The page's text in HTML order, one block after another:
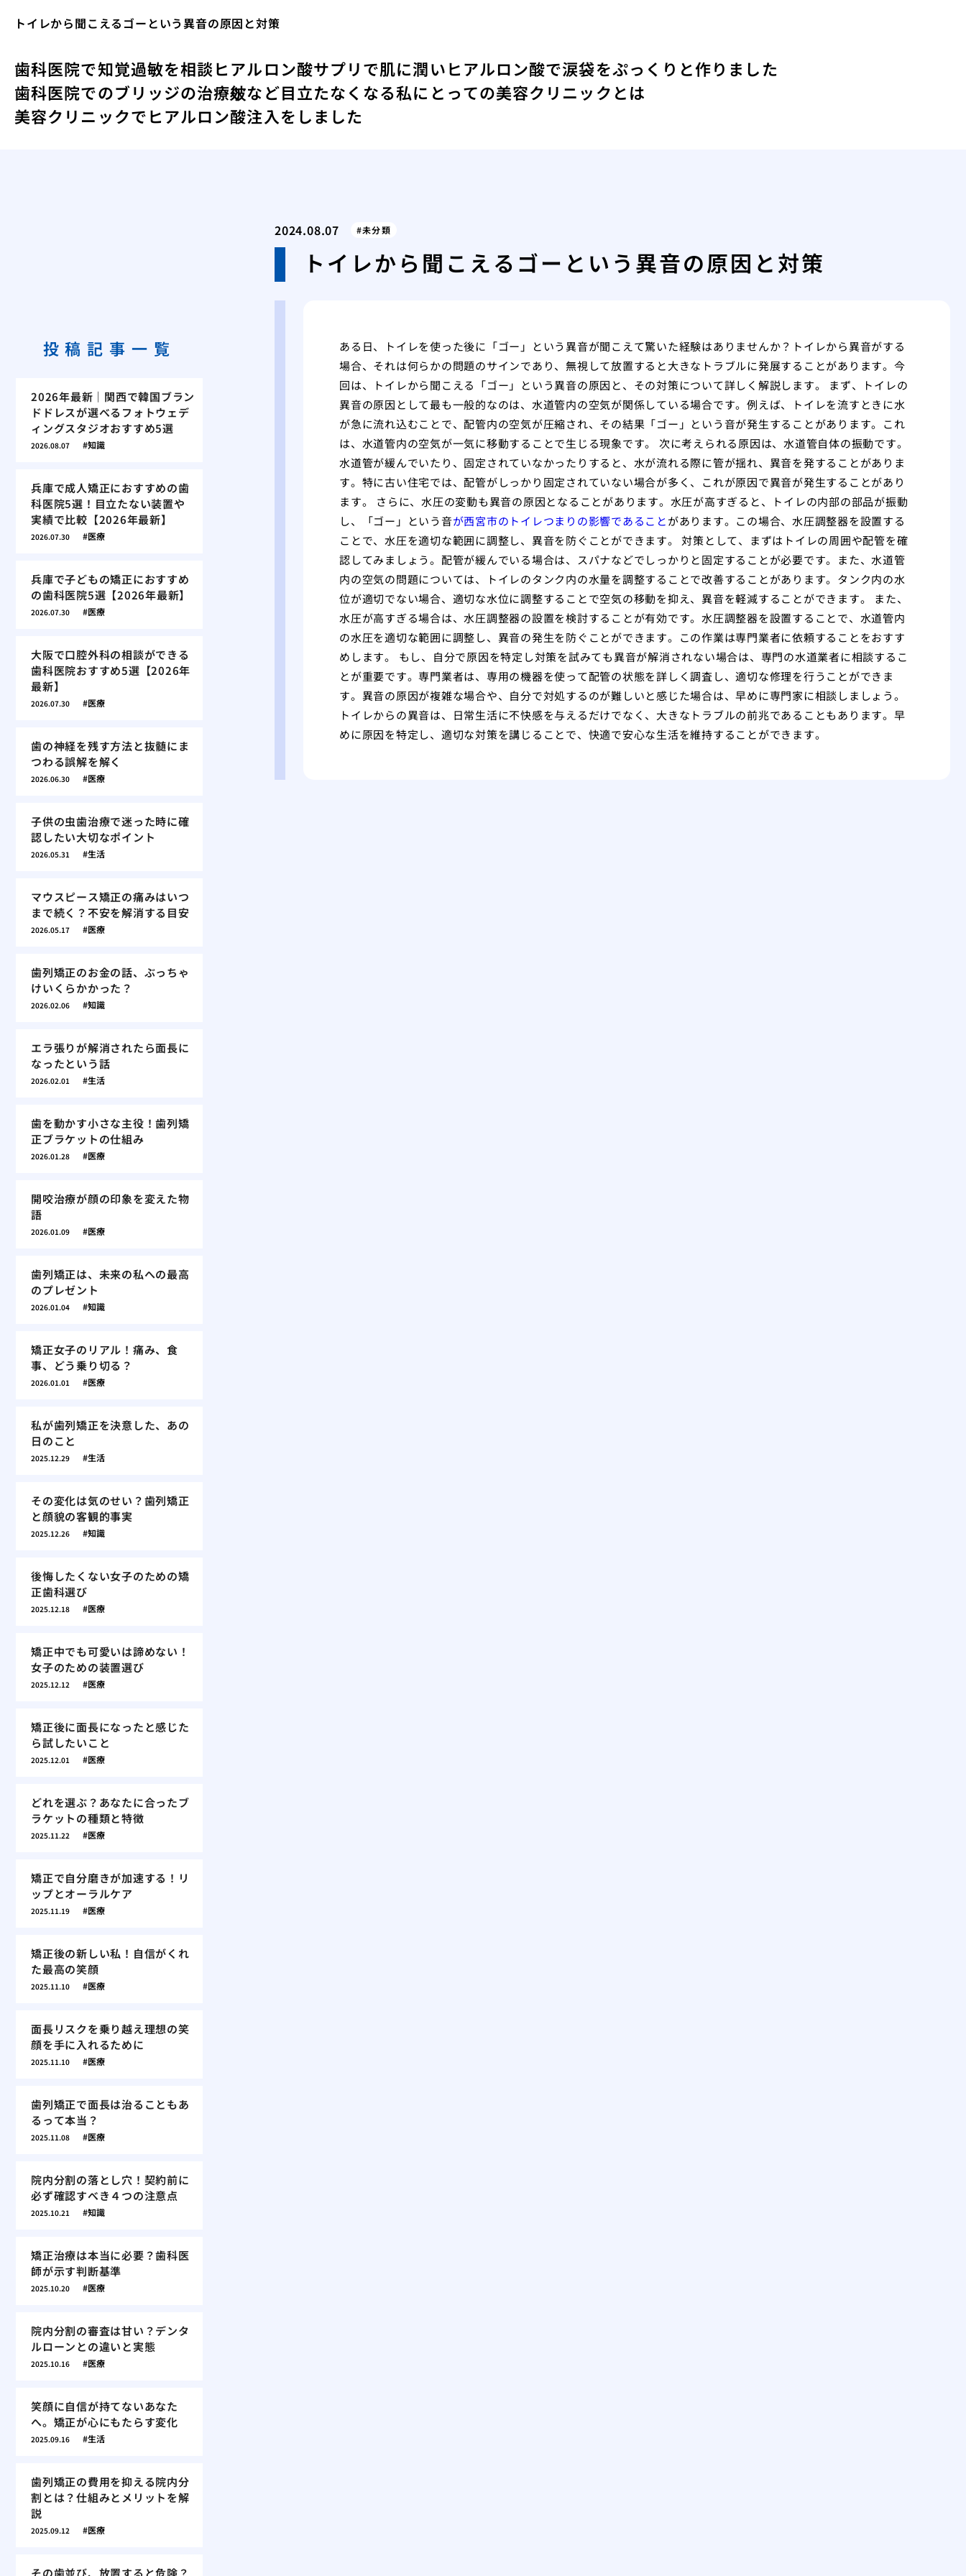
トイレから聞こえるゴーという異音の原因と対策
歯科医院で知覚過敏を相談ヒアルロン酸サプリで肌に潤いヒアルロン酸で涙袋をぷっくりと作りました
歯科医院でのブリッジの治療皴など目立たなくなる私にとっての美容クリニックとは
美容クリニックでヒアルロン酸注入をしました
2024.08.07 未分類
トイレから聞こえるゴーという異音の原因と対策
ある日、トイレを使った後に「ゴー」という異音が聞こえて驚いた経験はありませんか？トイレから異音がする
場合、それは何らかの問題のサインであり、無視して放置すると大きなトラブルに発展することがあります。今
回は、トイレから聞こえる「ゴー」という異音の原因と、その対策について詳しく解説します。 まず、トイレの
異音の原因として最も一般的なのは、水道管内の空気が関係している場合です。例えば、トイレを流すときに水
が急に流れ込むことで、配管内の空気が圧縮され、その結果「ゴー」という音が発生することがあります。これ
は、水道管内の空気が一気に移動することで生じる現象です。 次に考えられる原因は、水道管自体の振動です。
水道管が緩んでいたり、固定されていなかったりすると、水が流れる際に管が揺れ、異音を発することがありま
す。特に古い住宅では、配管がしっかり固定されていない場合が多く、これが原因で異音が発生することがあり
ます。 さらに、水圧の変動も異音の原因となることがあります。水圧が高すぎると、トイレの内部の部品が振動
し、「ゴー」という音が西宮市のトイレつまりの影響であることがあります。この場合、水圧調整器を設置する
ことで、水圧を適切な範囲に調整し、異音を防ぐことができます。 対策として、まずはトイレの周囲や配管を確
認してみましょう。配管が緩んでいる場合は、スパナなどでしっかりと固定することが必要です。また、水道管
内の空気の問題については、トイレのタンク内の水量を調整することで改善することがあります。タンク内の水
位が適切でない場合、適切な水位に調整することで空気の移動を抑え、異音を軽減することができます。 また、
水圧が高すぎる場合は、水圧調整器の設置を検討することが有効です。水圧調整器を設置することで、水道管内
の水圧を適切な範囲に調整し、異音の発生を防ぐことができます。この作業は専門業者に依頼することをおすす
めします。 もし、自分で原因を特定し対策を試みても異音が解消されない場合は、専門の水道業者に相談するこ
とが重要です。専門業者は、専用の機器を使って配管の状態を詳しく調査し、適切な修理を行うことができま
す。異音の原因が複雑な場合や、自分で対処するのが難しいと感じた場合は、早めに専門家に相談しましょう。
トイレからの異音は、日常生活に不快感を与えるだけでなく、大きなトラブルの前兆であることもあります。早
めに原因を特定し、適切な対策を講じることで、快適で安心な生活を維持することができます。
投稿記事一覧
2026年最新｜関西で韓国ブラン
ドドレスが選べるフォトウェデ
ィングスタジオおすすめ5選
2026.08.07 知識
兵庫で成人矯正におすすめの歯
科医院5選！目立たない装置や
実績で比較【2026年最新】
2026.07.30 医療
兵庫で子どもの矯正におすすめ
の歯科医院5選【2026年最新】
2026.07.30 医療
大阪で口腔外科の相談ができる
歯科医院おすすめ5選【2026年
最新】
2026.07.30 医療
歯の神経を残す方法と抜髄にま
つわる誤解を解く
2026.06.30 医療
子供の虫歯治療で迷った時に確
認したい大切なポイント
2026.05.31 生活
マウスピース矯正の痛みはいつ
まで続く？不安を解消する目安
2026.05.17 医療
歯列矯正のお金の話、ぶっちゃ
けいくらかかった？
2026.02.06 知識
エラ張りが解消されたら面長に
なったという話
2026.02.01 生活
歯を動かす小さな主役！歯列矯
正ブラケットの仕組み
2026.01.28 医療
開咬治療が顔の印象を変えた物
語
2026.01.09 医療
歯列矯正は、未来の私への最高
のプレゼント
2026.01.04 知識
矯正女子のリアル！痛み、食
事、どう乗り切る？
2026.01.01 医療
私が歯列矯正を決意した、あの
日のこと
2025.12.29 生活
その変化は気のせい？歯列矯正
と顔貌の客観的事実
2025.12.26 知識
後悔したくない女子のための矯
正歯科選び
2025.12.18 医療
矯正中でも可愛いは諦めない！
女子のための装置選び
2025.12.12 医療
矯正後に面長になったと感じた
ら試したいこと
2025.12.01 医療
どれを選ぶ？あなたに合ったブ
ラケットの種類と特徴
2025.11.22 医療
矯正で自分磨きが加速する！リ
ップとオーラルケア
2025.11.19 医療
矯正後の新しい私！自信がくれ
た最高の笑顔
2025.11.10 医療
面長リスクを乗り越え理想の笑
顔を手に入れるために
2025.11.10 医療
歯列矯正で面長は治ることもあ
るって本当？
2025.11.08 医療
院内分割の落とし穴！契約前に
必ず確認すべき４つの注意点
2025.10.21 知識
矯正治療は本当に必要？歯科医
師が示す判断基準
2025.10.20 医療
院内分割の審査は甘い？デンタ
ルローンとの違いと実態
2025.10.16 医療
笑顔に自信が持てないあなた
へ。矯正が心にもたらす変化
2025.09.16 生活
歯列矯正の費用を抑える院内分
割とは？仕組みとメリットを解
説
2025.09.12 医療
その歯並び、放置すると危険？